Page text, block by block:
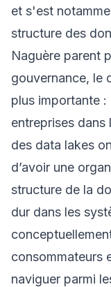
et s'est
structure des
Naguère parent
gouvernance, le
plus importante
entreprises dans
des data lakes
d’avoir une
structure de la
dur dans les
consommateurs
naviguer parmi